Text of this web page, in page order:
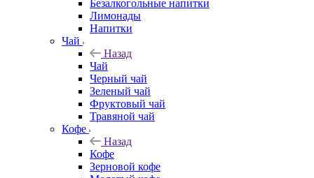
Безалкогольные напитки
Лимонады
Напитки
Чай
Назад
Чай
Черный чай
Зеленый чай
Фруктовый чай
Травяной чай
Кофе
Назад
Кофе
Зерновой кофе